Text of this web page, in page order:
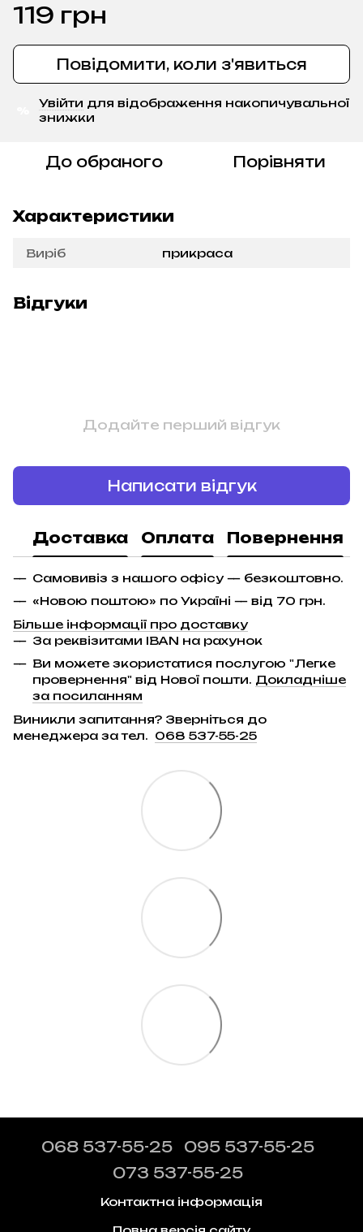
119 грн
Повідомити, коли з'явиться
Увійти для відображення накопичувальної
знижки
До обраного Порівняти
Характеристики
Виріб прикраса
Відгуки
Додайте перший відгук
Написати відгук
Доставка Оплата Повернення
Самовивіз з нашого офісу — безкоштовно.
«Новою поштою» по Україні — від 70 грн.
Більше інформації про доставку
За реквізитами IBAN на рахунок
Ви можете зкористатися послугою "Легке
провернення" від Нової пошти. Докладніше
за посиланням
Виникли запитання? Зверніться до
менеджера за тел. 068 537-55-25
068 537-55-25
095 537-55-25
073 537-55-25
Контактна інформація